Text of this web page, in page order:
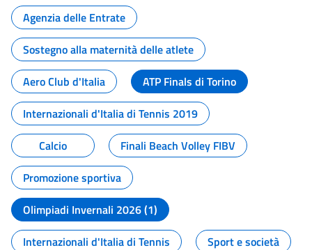
Agenzia delle Entrate
Sostegno alla maternità delle atlete
Aero Club d'Italia
ATP Finals di Torino
Internazionali d'Italia di Tennis 2019
Calcio
Finali Beach Volley FIBV
Promozione sportiva
Olimpiadi Invernali 2026 (1)
Internazionali d'Italia di Tennis
Sport e società